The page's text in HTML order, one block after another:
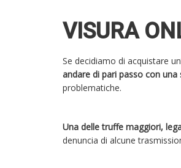
VISURA
Se decidiamo di acquistare
andare di pari passo con una
problematiche.
Una delle truffe maggiori,
denuncia di alcune